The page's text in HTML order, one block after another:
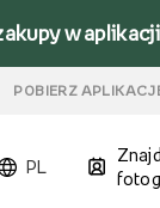
w aplikacji
POBIERZ
PL